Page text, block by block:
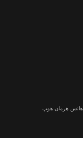
هانس هرمان هوپ